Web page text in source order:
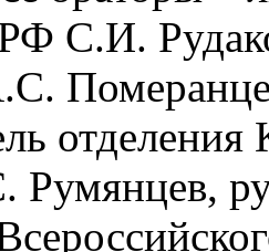
С.И.
Румянцев,